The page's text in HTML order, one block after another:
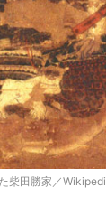
柴田勝家／